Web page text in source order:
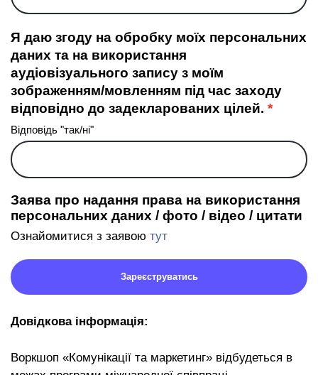
Я даю згоду на обробку моїх персональних
даних та на використання
аудіовізуального запису з моїм
зображенням/мовленням під час заходу
відповідно до задекларованих цілей.
Відповідь "так/ні"
Заява про надання права на використання
персональних даних / фото / відео / цитати
Ознайомитися з заявою тут
Зареєструватись
Довідкова інформація:
Воркшоп «Комунікації та маркетинг» відбудеться в